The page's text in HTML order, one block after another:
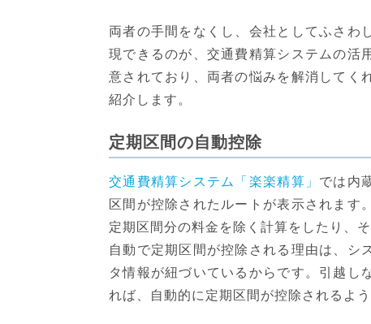
両者の手間をなくし、会社としてふさわ
現できるのが、 交通費精算システムの活用
意されており、両者の悩みを解消してく
紹介します。
定期区間の自動控除
交通費精算システム「楽楽精算」 では内
区間が控除されたルートが表示されます
定期区間分の料金を除く計算をしたり、
自動で定期区間が控除される理由は、シ
タ情報が紐づいているからです。引越し
れば、自動的に定期区間が控除されるよう